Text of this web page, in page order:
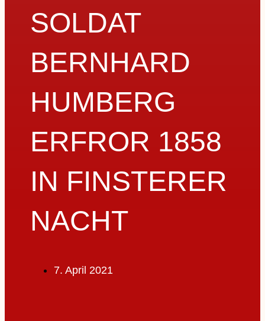
SOLDAT
BERNHARD
HUMBERG
ERFROR 1858
IN FINSTERER
NACHT
7. April 2021